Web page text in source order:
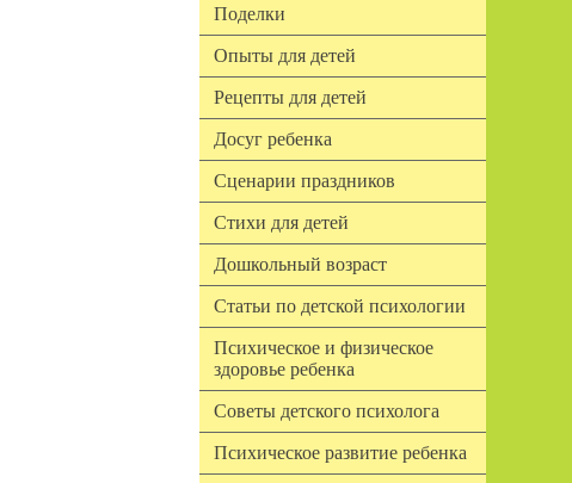
Поделки
Опыты для детей
Рецепты для детей
Досуг ребенка
Сценарии праздников
Стихи для детей
Дошкольный возраст
Статьи по детской психологии
Психическое и физическое
здоровье ребенка
Советы детского психолога
Психическое развитие ребенка